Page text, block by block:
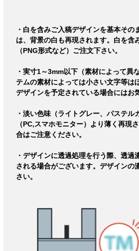
・白を含みご入稿デザインを基本そ
は、背景の白も再現されます。白を含
（PNG形式など）ご注文下さい。
・実寸1～3mm以下（素材によって異
テムの素材によっては小さい文字等は
デザインを予定されている場合にはお
・淡い色味（ライトグレー、パステ
（PC,スマホモニター）より薄く再現
合はご注意ください。
・デザインに透過処理を行う際、透
される場合がございます。デザインの
さい。